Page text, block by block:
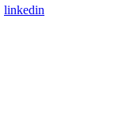
linkedin